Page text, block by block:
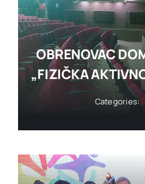
OBRENOVAC
„FIZIČKA
Categories: